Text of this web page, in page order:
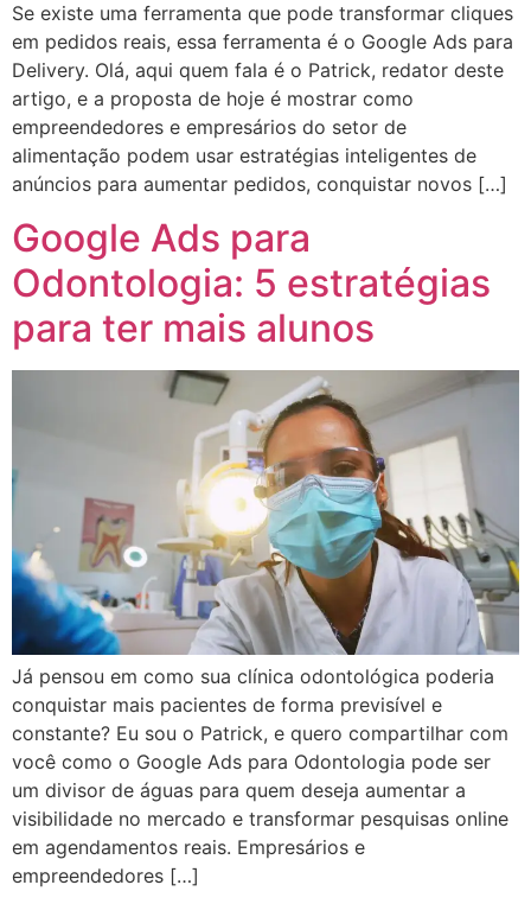
Se existe uma ferramenta que pode transformar cliques
em pedidos reais, essa ferramenta é o Google Ads para
Delivery. Olá, aqui quem fala é o Patrick, redator deste
artigo, e a proposta de hoje é mostrar como
empreendedores e empresários do setor de
alimentação podem usar estratégias inteligentes de
anúncios para aumentar pedidos, conquistar novos […]
Google Ads para
Odontologia: 5 estratégias
para ter mais alunos
Já pensou em como sua clínica odontológica poderia
conquistar mais pacientes de forma previsível e
constante? Eu sou o Patrick, e quero compartilhar com
você como o Google Ads para Odontologia pode ser
um divisor de águas para quem deseja aumentar a
visibilidade no mercado e transformar pesquisas online
em agendamentos reais. Empresários e
empreendedores […]